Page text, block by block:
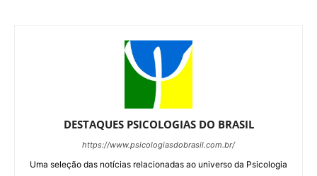
DESTAQUES PSICOLOGIAS DO BRASIL
https://www.psicologiasdobrasil.com.br/
Uma seleção das notícias relacionadas ao universo da Psicologia